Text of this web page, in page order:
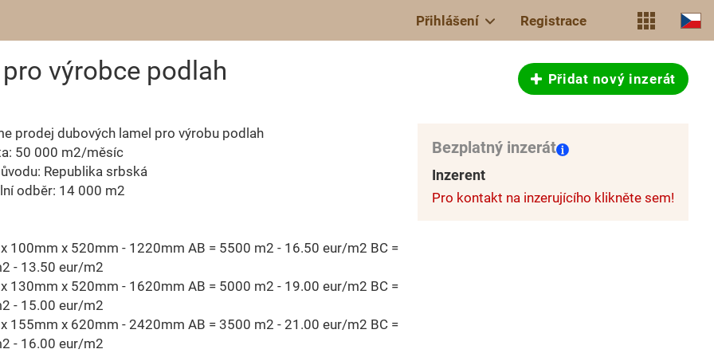
Přihlášení Registrace
výrobce podlah Přidat nový inzerát
prodej dubových lamel pro výrobu podlah
50 000 m2/měsíc
Republika srbská
odběr: 14 000 m2
100mm x 520mm - 1220mm AB = 5500 m2 - 16.50 eur/m2 BC =
- 13.50 eur/m2
130mm x 520mm - 1620mm AB = 5000 m2 - 19.00 eur/m2 BC =
- 15.00 eur/m2
155mm x 620mm - 2420mm AB = 3500 m2 - 21.00 eur/m2 BC =
- 16.00 eur/m2
Bezplatný inzerát
Inzerent
Pro kontakt na inzerujícího klikněte sem!